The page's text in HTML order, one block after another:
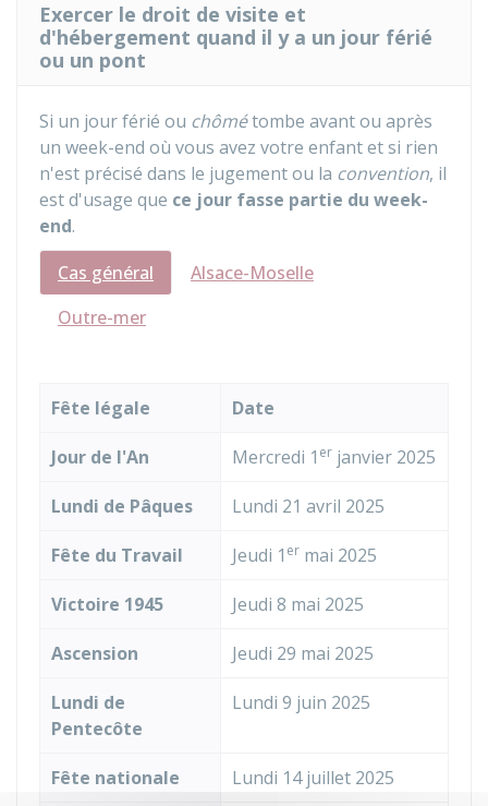
Exercer le droit de visite et
d'hébergement quand il y a un jour férié
ou un pont
Si un jour férié ou chômétombe avant ou après
un week-end où vous avez votre enfant et si rien
n'est précisé dans le jugement ou la convention, il
est d'usage que ce jour fasse partie du week-
end.
Cas général
Alsace-Moselle
Outre-mer
Fête légale Date
Jour de l'An Mercredi 1 er janvier 2025
Lundi de Pâques Lundi 21 avril 2025
Fête du Travail Jeudi 1 er mai 2025
Victoire 1945 Jeudi 8 mai 2025
Ascension Jeudi 29 mai 2025
Lundi de
Pentecôte
Lundi 9 juin 2025
Fête nationale Lundi 14 juillet 2025